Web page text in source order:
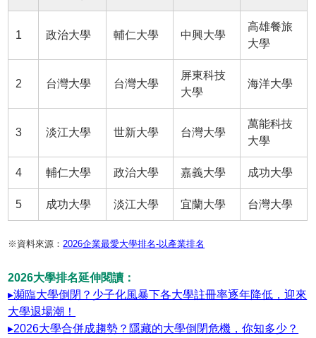
1 政治大學 輔仁大學 中興大學
高雄餐旅
大學
2 台灣大學 台灣大學
屏東科技
大學
海洋大學
3 淡江大學 世新大學 台灣大學
萬能科技
大學
4 輔仁大學 政治大學 嘉義大學 成功大學
5 成功大學 淡江大學 宜蘭大學 台灣大學
※資料來源： 2026企業最愛大學排名-以產業排名
2026大學排名延伸閱讀：
▸瀕臨大學倒閉？少子化風暴下各大學註冊率逐年降低，迎來
大學退場潮！
▸2026大學合併成趨勢？隱藏的大學倒閉危機，你知多少？